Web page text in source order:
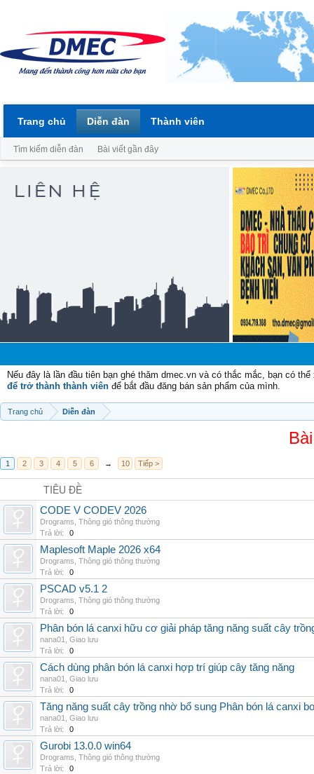
Nếu đây là lần đầu tiên bạn ghé thăm dmec.vn và có thắc mắc, bạn có
để trở thành thành viên để bắt đầu đăng bán sản phẩm của mình.
Trang chủ Diễn đàn
1 2 3 4 5 6 → 10 Tiếp >
TIÊU ĐỀ
CODE V CODEV 2026
Drograms Thông gió thông thường
Trả lời:
0
Maplesoft Maple 2026 x64
Drograms Thông gió thông thường
Trả lời:
0
PSCAD v5.1 2
Drograms Thông gió thông thường
Trả lời:
0
Phân bón lá canxi hữu cơ giải pháp tăng năng suất cây
nana01
Giao lưu
Trả lời:
0
Cách dùng phân bón lá canxi hợp trí giúp cây tăng năng
nana01
Giao lưu
Trả lời:
0
Tăng năng suất cây trồng nhờ bổ sung Phân bón lá canxi
nana01
Giao lưu
Trả lời:
0
Gurobi 13.0.0 win64
Drograms Thông gió thông thường
Trả lời:
0
Trang chủ Diễn đàn
Tìm kiếm diễn đàn Bài viết gần đây
Thành viên